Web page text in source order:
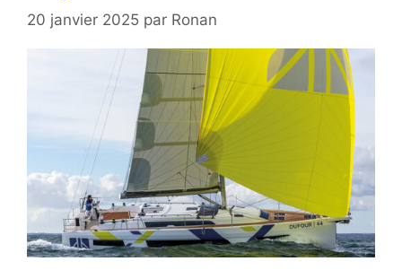
20 janvier 2025 par Ronan